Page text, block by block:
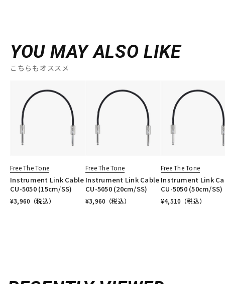
YOU MAY ALSO LIKE
こちらもオススメ
Free The Tone
Instrument Link Cable
CU-5050 (15cm/SS)
¥3,960 （税込）
Free The Tone
Instrument Link Cable
CU-5050 (20cm/SS)
¥3,960 （税込）
Free The Tone
Instrument Link
CU-5050 (50cm/SS)
¥4,510 （税込）